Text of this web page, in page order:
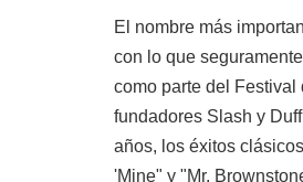
El nombre más
con lo que
como parte del
fundadores Slash y
años, los éxitos
'Mine" y "Mr.